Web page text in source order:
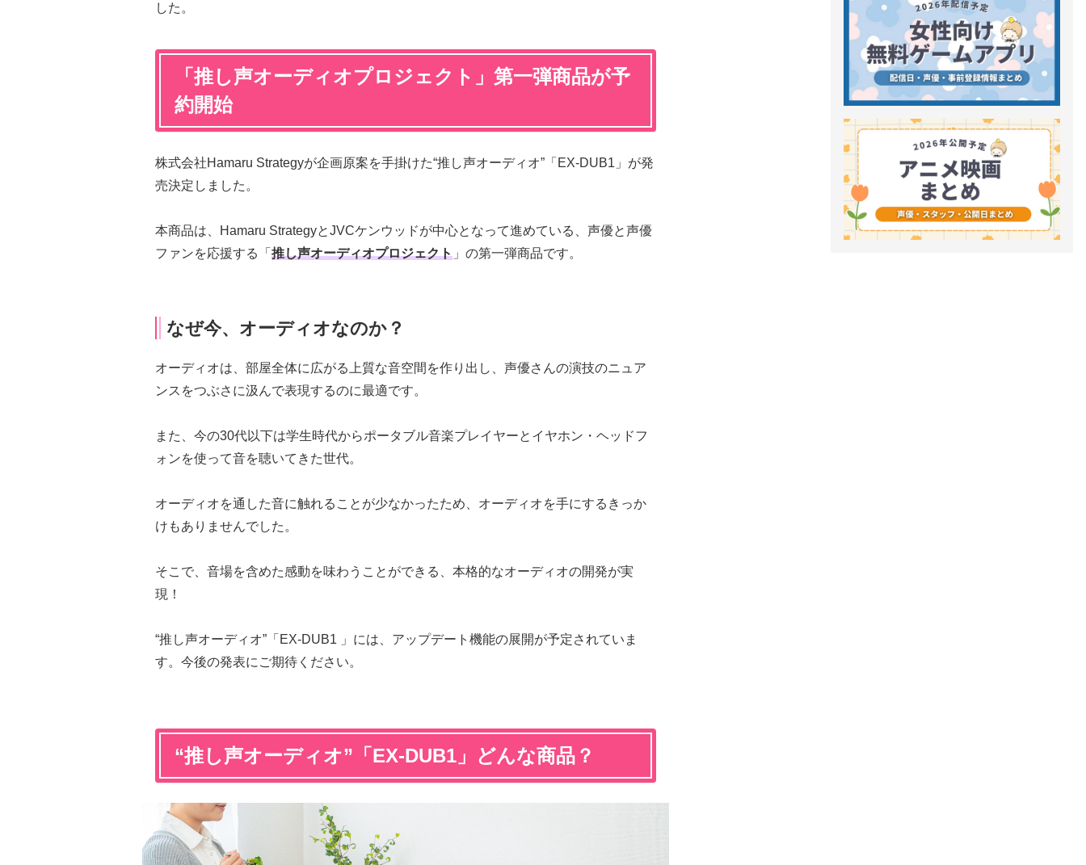
した。
「推し声オーディオプロジェクト」第一弾商品が予
約開始
株式会社Hamaru Strategyが企画原案を手掛けた“推し声オーディオ”「EX-DUB1」が発
売決定しました。
本商品は、Hamaru StrategyとJVCケンウッドが中心となって進めている、声優と声優
ファンを応援する「 推し声オーディオプロジェクト 」の第一弾商品です。
なぜ今、オーディオなのか？
オーディオは、部屋全体に広がる上質な音空間を作り出し、声優さんの演技のニュア
ンスをつぶさに汲んで表現するのに最適です。
また、今の30代以下は学生時代からポータブル音楽プレイヤーとイヤホン・ヘッドフ
ォンを使って音を聴いてきた世代。
オーディオを通した音に触れることが少なかったため、オーディオを手にするきっか
けもありませんでした。
そこで、音場を含めた感動を味わうことができる、本格的なオーディオの開発が実
現！
“推し声オーディオ”「EX-DUB1 」には、アップデート機能の展開が予定されていま
す。今後の発表にご期待ください。
“推し声オーディオ”「EX-DUB1」どんな商品？